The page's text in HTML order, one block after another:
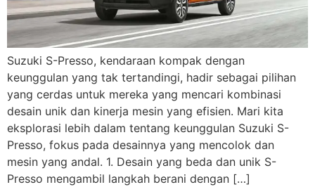
Suzuki S-Presso, kendaraan kompak dengan
keunggulan yang tak tertandingi, hadir sebagai pilihan
yang cerdas untuk mereka yang mencari kombinasi
desain unik dan kinerja mesin yang efisien. Mari kita
eksplorasi lebih dalam tentang keunggulan Suzuki S-
Presso, fokus pada desainnya yang mencolok dan
mesin yang andal. 1. Desain yang beda dan unik S-
Presso mengambil langkah berani dengan […]